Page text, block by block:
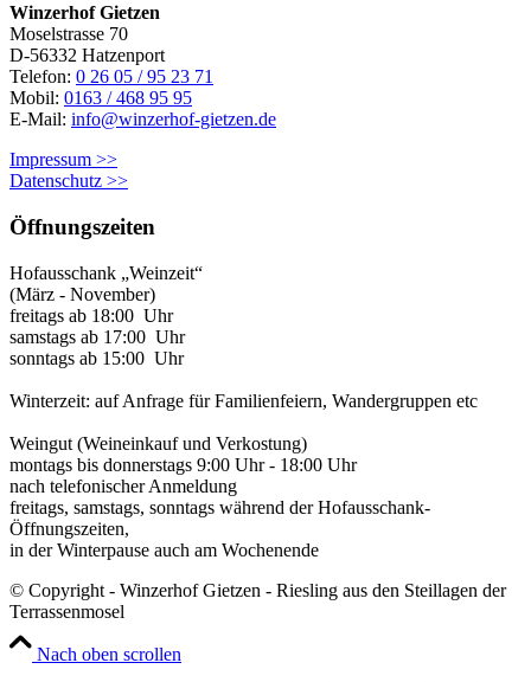
Winzerhof Gietzen
Moselstrasse 70
D-56332 Hatzenport
Telefon: 0 26 05 / 95 23 71
Mobil: 0163 / 468 95 95
E-Mail: info@winzerhof-gietzen.de
Impressum >>
Datenschutz >>
Öffnungszeiten
Hofausschank „Weinzeit“
(März - November)
freitags ab 18:00 Uhr
samstags ab 17:00 Uhr
sonntags ab 15:00 Uhr
Winterzeit: auf Anfrage für Familienfeiern, Wandergruppen etc
Weingut (Weineinkauf und Verkostung)
montags bis donnerstags 9:00 Uhr - 18:00 Uhr
nach telefonischer Anmeldung
freitags, samstags, sonntags während der Hofausschank-
Öffnungszeiten,
in der Winterpause auch am Wochenende
© Copyright - Winzerhof Gietzen - Riesling aus den Steillagen der
Terrassenmosel
Nach oben scrollen